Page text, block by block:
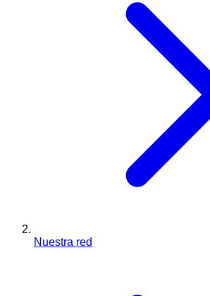
Nuestra red